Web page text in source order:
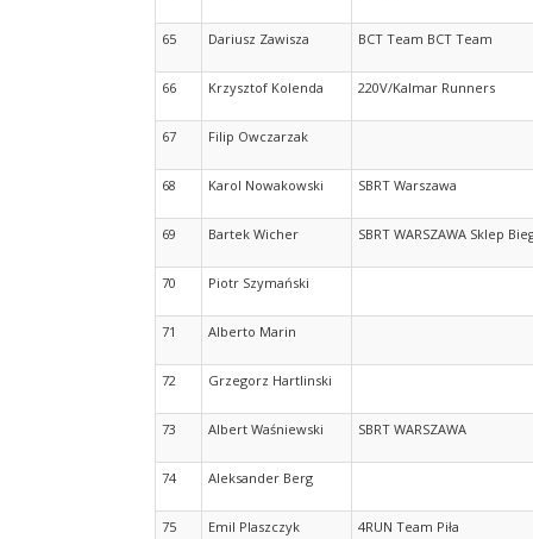
65 Dariusz Zawisza BCT Team BCT Team
66 Krzysztof Kolenda 220V/Kalmar Runners
67 Filip Owczarzak
68 Karol Nowakowski SBRT Warszawa
69 Bartek Wicher SBRT WARSZAWA Sklep
70 Piotr Szymański
71 Alberto Marin
72 Grzegorz Hartlinski
73 Albert Waśniewski SBRT WARSZAWA
74 Aleksander Berg
75 Emil Plaszczyk 4RUN Team Piła